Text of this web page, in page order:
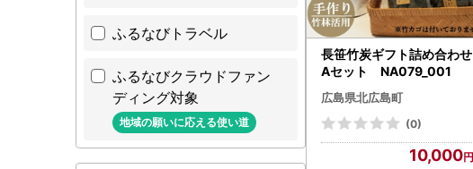
長笹竹炭ギフト詰め合わせ
Aセット NA079_001
広島県北広島町
(0)
10,000
ふるなびトラベル
ふるなびクラウドファン
ディング対象
地域の願いに応える使い道